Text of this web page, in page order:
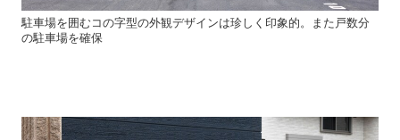
駐車場を囲むコの字型の外観デザインは珍しく印象的。また戸数分
の駐車場を確保